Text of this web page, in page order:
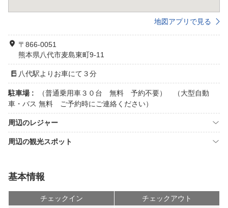
地図アプリで見る
〒866-0051
熊本県八代市麦島東町9-11
八代駅よりお車にて３分
駐車場 :
（普通乗用車３０台 無料 予約不要） （大型自動
車・バス 無料 ご予約時にご連絡ください）
周辺のレジャー
周辺の観光スポット
基本情報
チェックイン
チェックアウト